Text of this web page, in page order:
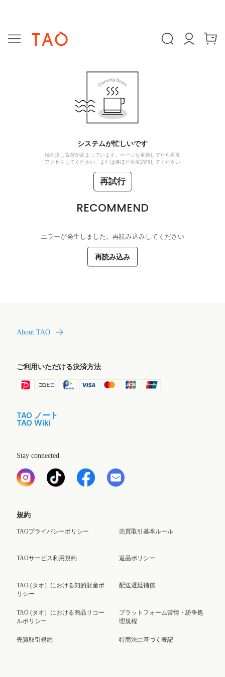
システムが忙しいです
現在少し負荷が高まっています。ページを更新してから再度
アクセスしてください、または後ほど再度訪問してください
再試行
RECOMMEND
エラーが発生しました。再読み込みしてください
再読み込み
About TAO
ご利用いただける決済方法
TAO ノート
TAO Wiki
Stay connected
規約
TAOプライバシーポリシー
TAOサービス利用規約
TAO (タオ）における知的財産ポ
リシー
TAO (タオ）における商品リコー
ルポリシー
売買取引規約
売買取引基本ルール
返品ポリシー
配送遅延補償
プラットフォーム苦情・紛争処
理規程
特商法に基づく表記